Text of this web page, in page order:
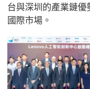
台與深圳的產業鏈
國際市場。